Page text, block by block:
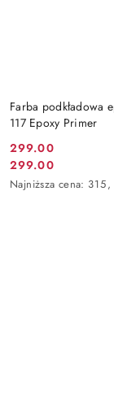
Farba podkładowa
117 Epoxy Primer
Cena
promocyjna:
299.00
Cena
promocyjna:
299.00
Najniższa
Najniższa cena: 315,